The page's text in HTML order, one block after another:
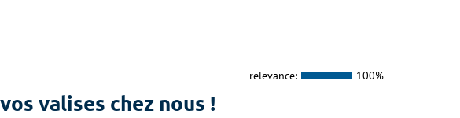
relevance: 100%
valises chez nous !